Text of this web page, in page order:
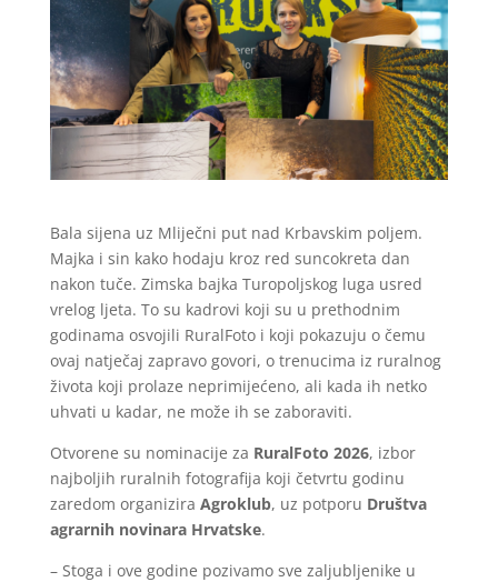
Bala sijena uz Mliječni put nad Krbavskim poljem.
Majka i sin kako hodaju kroz red suncokreta dan
nakon tuče. Zimska bajka Turopoljskog luga usred
vrelog ljeta. To su kadrovi koji su u prethodnim
godinama osvojili RuralFoto i koji pokazuju o čemu
ovaj natječaj zapravo govori, o trenucima iz ruralnog
života koji prolaze neprimijećeno, ali kada ih netko
uhvati u kadar, ne može ih se zaboraviti.
Otvorene su nominacije za RuralFoto 2026, izbor
najboljih ruralnih fotografija koji četvrtu godinu
zaredom organizira Agroklub, uz potporu Društva
agrarnih novinara Hrvatske.
– Stoga i ove godine pozivamo sve zaljubljenike u